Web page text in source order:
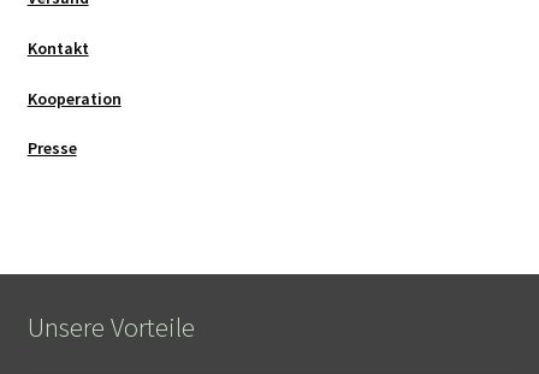
Kontakt
Kooperation
Presse
Unsere Vorteile